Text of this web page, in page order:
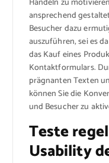
ansprechend
Besucher dazu
auszuführen, sei es
das Kauf eines
Kontaktformulars.
prägnanten Texten
können Sie die
und Besucher zu
Teste
Usability